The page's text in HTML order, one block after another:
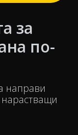
за
по-
направи
нарастващи